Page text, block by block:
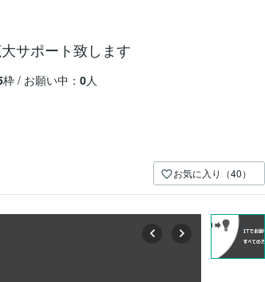
サポート致します
枠 / お願い中： 0人
お気に入り（40）